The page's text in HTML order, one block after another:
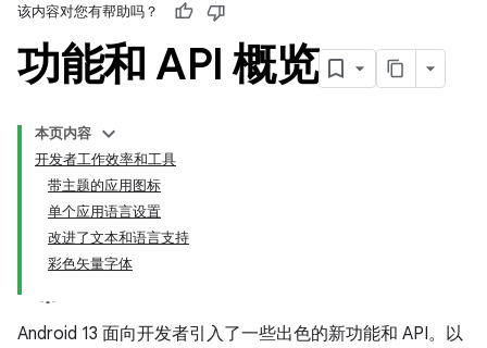
该内容对您有帮助吗？
功能和 API 概览
本页内容
开发者工作效率和工具
带主题的应用图标
单个应用语言设置
改进了文本和语言支持
彩色矢量字体
Android 13 面向开发者引入了一些出色的新功能和 API。以